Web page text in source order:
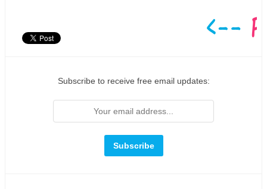
Subscribe to receive free email updates: